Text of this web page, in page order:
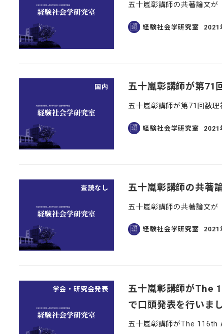
五十嵐彰講師の共著論文
経験社会学研究室
投稿
2021
国内 五十嵐彰講師が第71
五十嵐彰講師が第71回数
経験社会学研究室
投稿
2021
査読なし 五十嵐彰講師の共著
五十嵐彰講師の共著論文が
経験社会学研究室
投稿
2021
学会・研究会発表
五十嵐彰講師が
で口頭発表を行いま
五十嵐彰講師がThe